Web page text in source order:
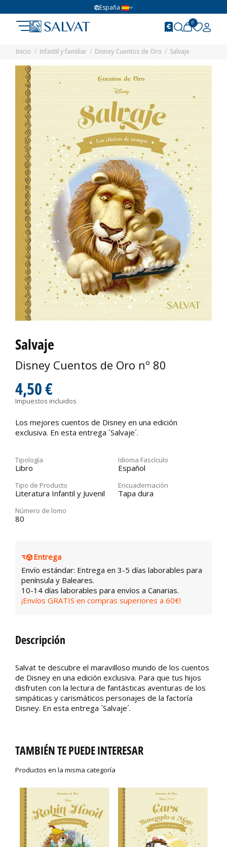
España
0
Inicio Infantil y familiar Disney Cuentos de Oro Salvaje
Salvaje
Disney Cuentos de Oro nº 80
4,50 €
Impuestos incluidos
Los mejores cuentos de Disney en una edición
exclusiva. En esta entrega ´Salvaje´.
Tipología
Libro
Idioma Fascículo
Español
Tipo de Producto
Literatura Infantil y Juvenil
Encuadernación
Tapa dura
Número de lomo
80
Entrega
Envío estándar: Entrega en 3-5 días laborables para
península y Baleares.
10-14 días laborables para envíos a Canarias.
¡Envíos GRATIS en compras superiores a 60€!
Descripción
Salvat te descubre el maravilloso mundo de los cuentos
de Disney en una edición exclusiva. Para que tus hijos
disfruten con la lectura de fantásticas aventuras de los
simpáticas y carismáticos personajes de la factoría
Disney. En esta entrega ´Salvaje´.
TAMBIÉN TE PUEDE INTERESAR
Productos en la misma categoría